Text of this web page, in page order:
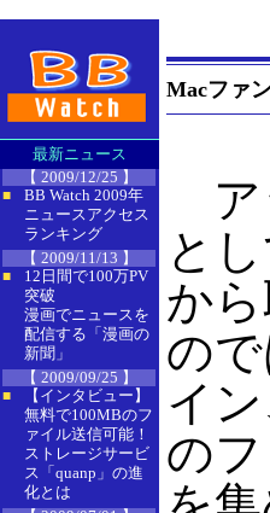
最新ニュース
【 2009/12/25 】
■
BB Watch 2009年
ニュースアクセス
ランキング
【 2009/11/13 】
■
12日間で100万PV
突破
漫画でニュースを
配信する「漫画の
新聞」
【 2009/09/25 】
■
【インタビュー】
無料で100MBのフ
ァイル送信可能！
ストレージサービ
ス「quanp」の進
化とは
Macファ
ア
と
か
の
イ
の